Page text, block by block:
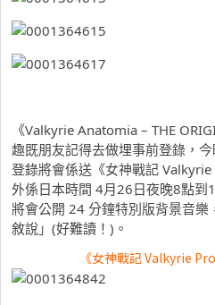
《Valkyrie Anatomia – THE
趣既朋友記得去做埋事前登錄，
登錄將會係送《女神戰記
外係日本時間 4月26日夜晚8點到
將會公開 24 分鐘特別版背景音
敘說」(好難讀！)。
《女神戰記 Valkyrie